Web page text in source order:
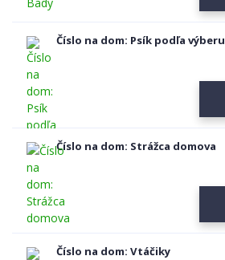
Číslo na dom: Psík podľa výberu
Číslo na dom: Strážca domova
Číslo na dom: Vtáčiky